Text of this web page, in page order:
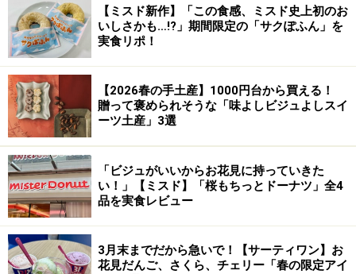
【ミスド新作】「この食感、ミスド史上初のお
いしさかも…!?」期間限定の「サクぽふん」を
実食リポ！
【2026春の手土産】1000円台から買える！
贈って褒められそうな「味よしビジュよしスイ
ーツ土産」3選
「ビジュがいいからお花見に持っていきた
い！」【ミスド】「桜もちっとドーナツ」全4
品を実食レビュー
3月末までだから急いで！【サーティワン】お
花見だんご、さくら、チェリー「春の限定アイ